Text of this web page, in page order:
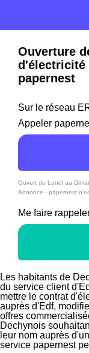
Ouverture
d'électricité
papernest
Sur le réseau
Appeler
Ouvert du Lundi au
Annonce - papernest
Me faire
Les habitants de
du service client
mettre le contrat
auprès d'Edf,
offres
Dechynois
leur nom auprès
service papernest